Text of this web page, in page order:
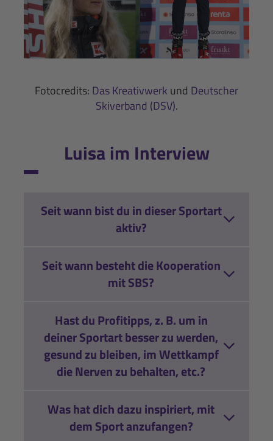
Fotocredits: Das Kreativwerk und Deutscher
Skiverband (DSV).
Luisa im Interview
Seit wann bist du in dieser Sportart
aktiv?
Seit wann besteht die Kooperation
mit SBS?
Hast du Profitipps, z. B. um in
deiner Sportart besser zu werden,
gesund zu bleiben, im Wettkampf
die Nerven zu behalten, etc.?
Was hat dich dazu inspiriert, mit
dem Sport anzufangen?